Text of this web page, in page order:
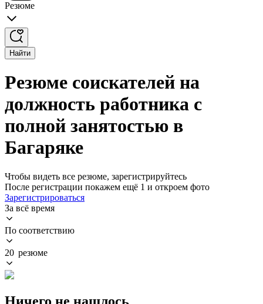
Резюме
Найти
Резюме соискателей на
должность работника с
полной занятостью в
Багаряке
Чтобы видеть все резюме, зарегистрируйтесь
После регистрации покажем ещё 1 и откроем фото
Зарегистрироваться
За всё время
По соответствию
20 резюме
Ничего не нашлось